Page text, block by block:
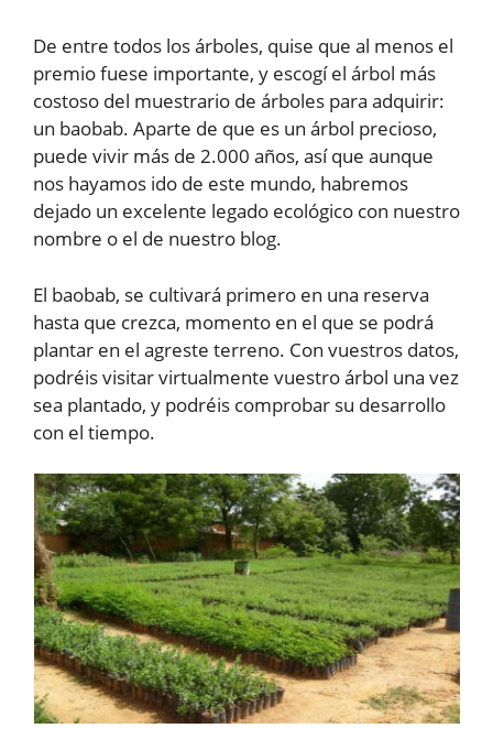
De entre todos los árboles, quise que al menos el
premio fuese importante, y escogí el árbol más
costoso del muestrario de árboles para adquirir:
un baobab. Aparte de que es un árbol precioso,
puede vivir más de 2.000 años, así que aunque
nos hayamos ido de este mundo, habremos
dejado un excelente legado ecológico con nuestro
nombre o el de nuestro blog.
El baobab, se cultivará primero en una reserva
hasta que crezca, momento en el que se podrá
plantar en el agreste terreno. Con vuestros datos,
podréis visitar virtualmente vuestro árbol una vez
sea plantado, y podréis comprobar su desarrollo
con el tiempo.